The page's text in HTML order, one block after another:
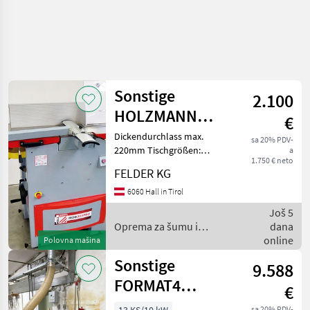
Polovna mašina
Sonstige
HOLZMANN
Abricht-
Dickenhobelmaschine
HOB 305 Pro
2.100
€
sa 20% PDV-
a
1.750 € neto
Dickendurchlass max.
220mm Tischgrößen:
Dickentisch 585x300mm
Vorschubgeschwindigkeit
Dickenhobel 5, 5m/min
1000x160mm, sc
FELDER KG
6060 Hall in Tirol
Oprema za šumu i
Još 5
dana
online
Sonstige
FORMAT4
Dickenhobelmaschine
9.588
€